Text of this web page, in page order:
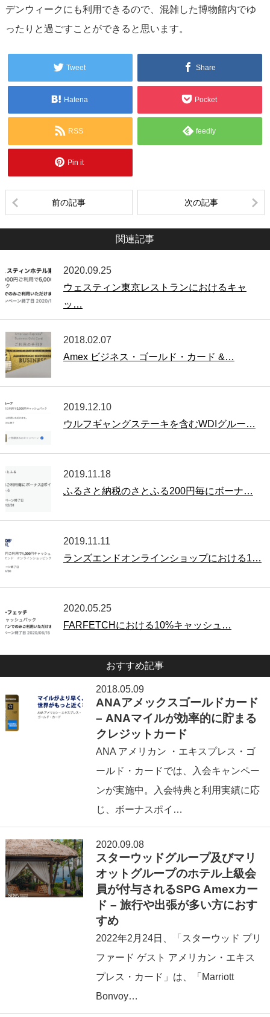
デンウィークにも利用できるので、混雑した博物館内でゆ
ったりと過ごすことができると思います。
Tweet Share
Hatena Pocket
RSS feedly
Pin it
前の記事 次の記事
関連記事
2020.09.25
ウェスティン東京レストランにおけるキャ
ッ…
2018.02.07
Amex ビジネス・ゴールド・カード &…
2019.12.10
ウルフギャングステーキを含むWDIグルー…
2019.11.18
ふるさと納税のさとふる200円毎にボーナ…
2019.11.11
ランズエンドオンラインショップにおける1…
2020.05.25
FARFETCHにおける10%キャッシュ…
おすすめ記事
2018.05.09
ANAアメックスゴールドカード
– ANAマイルが効率的に貯まる
クレジットカード
ANA アメリカン ・エキスプレス・ゴ
ールド・カードでは、入会キャンペー
ンが実施中。入会特典と利用実績に応
じ、ボーナスポイ…
2020.09.08
スターウッドグループ及びマリ
オットグループのホテル上級会
員が付与されるSPG Amexカー
ド – 旅行や出張が多い方におす
すめ
2022年2⽉24日、「スターウッド プリ
ファード ゲスト アメリカン・エキス
プレス・カード」は、「Marriott
Bonvoy…